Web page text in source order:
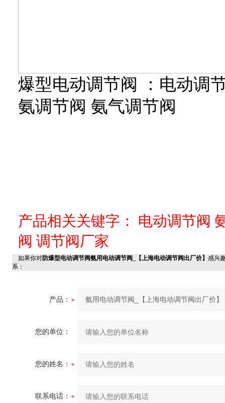
爆型电动调节阀
：电动调
氨调节阀 氨气调节阀
产品相关关键字： 电动调节阀
阀 调节阀厂家
如果你对防爆型电动调节阀氨用电动调节阀_【上海电动调节阀出厂价】 感兴
系：
产品：
您的单位：
您的姓名：
联系电话：